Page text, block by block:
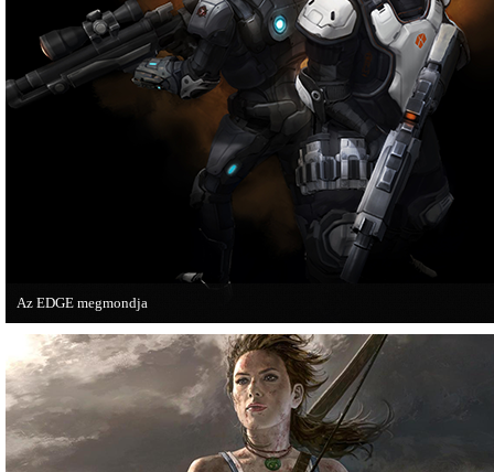
Az EDGE megmondja
Az egyik leghíresebb játékmagazin, az EDGE is elmondja, hogy szerinte melyek
voltak idén a legjobb játékok.